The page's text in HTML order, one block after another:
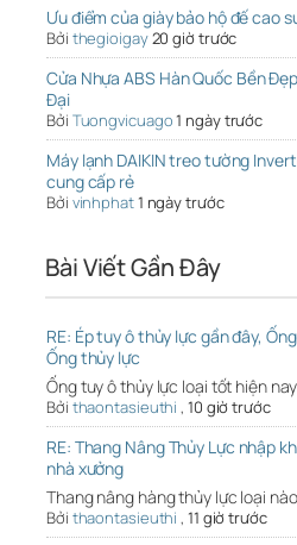
Ưu điểm của giày bảo hộ đế cao
Bởi thegioigay20 giờ trước
Cửa Nhựa ABS Hàn Quốc Bền
Đại
Bởi Tuongvicuago1 ngày trước
Máy lạnh DAIKIN treo tường
cung cấp rẻ
Bởi vinhphat1 ngày trước
Bài Viết Gần Đây
RE: Ép tuy ô thủy lực gần đây,
Ống thủy lực
Ống tuy ô thủy lực loại tốt hiện
Bởi thaontasieuthi , 10 giờ trước
RE: Thang Nâng Thủy Lực nhập
nhà xưởng
Thang nâng hàng thủy lực loại
Bởi thaontasieuthi , 11 giờ trước